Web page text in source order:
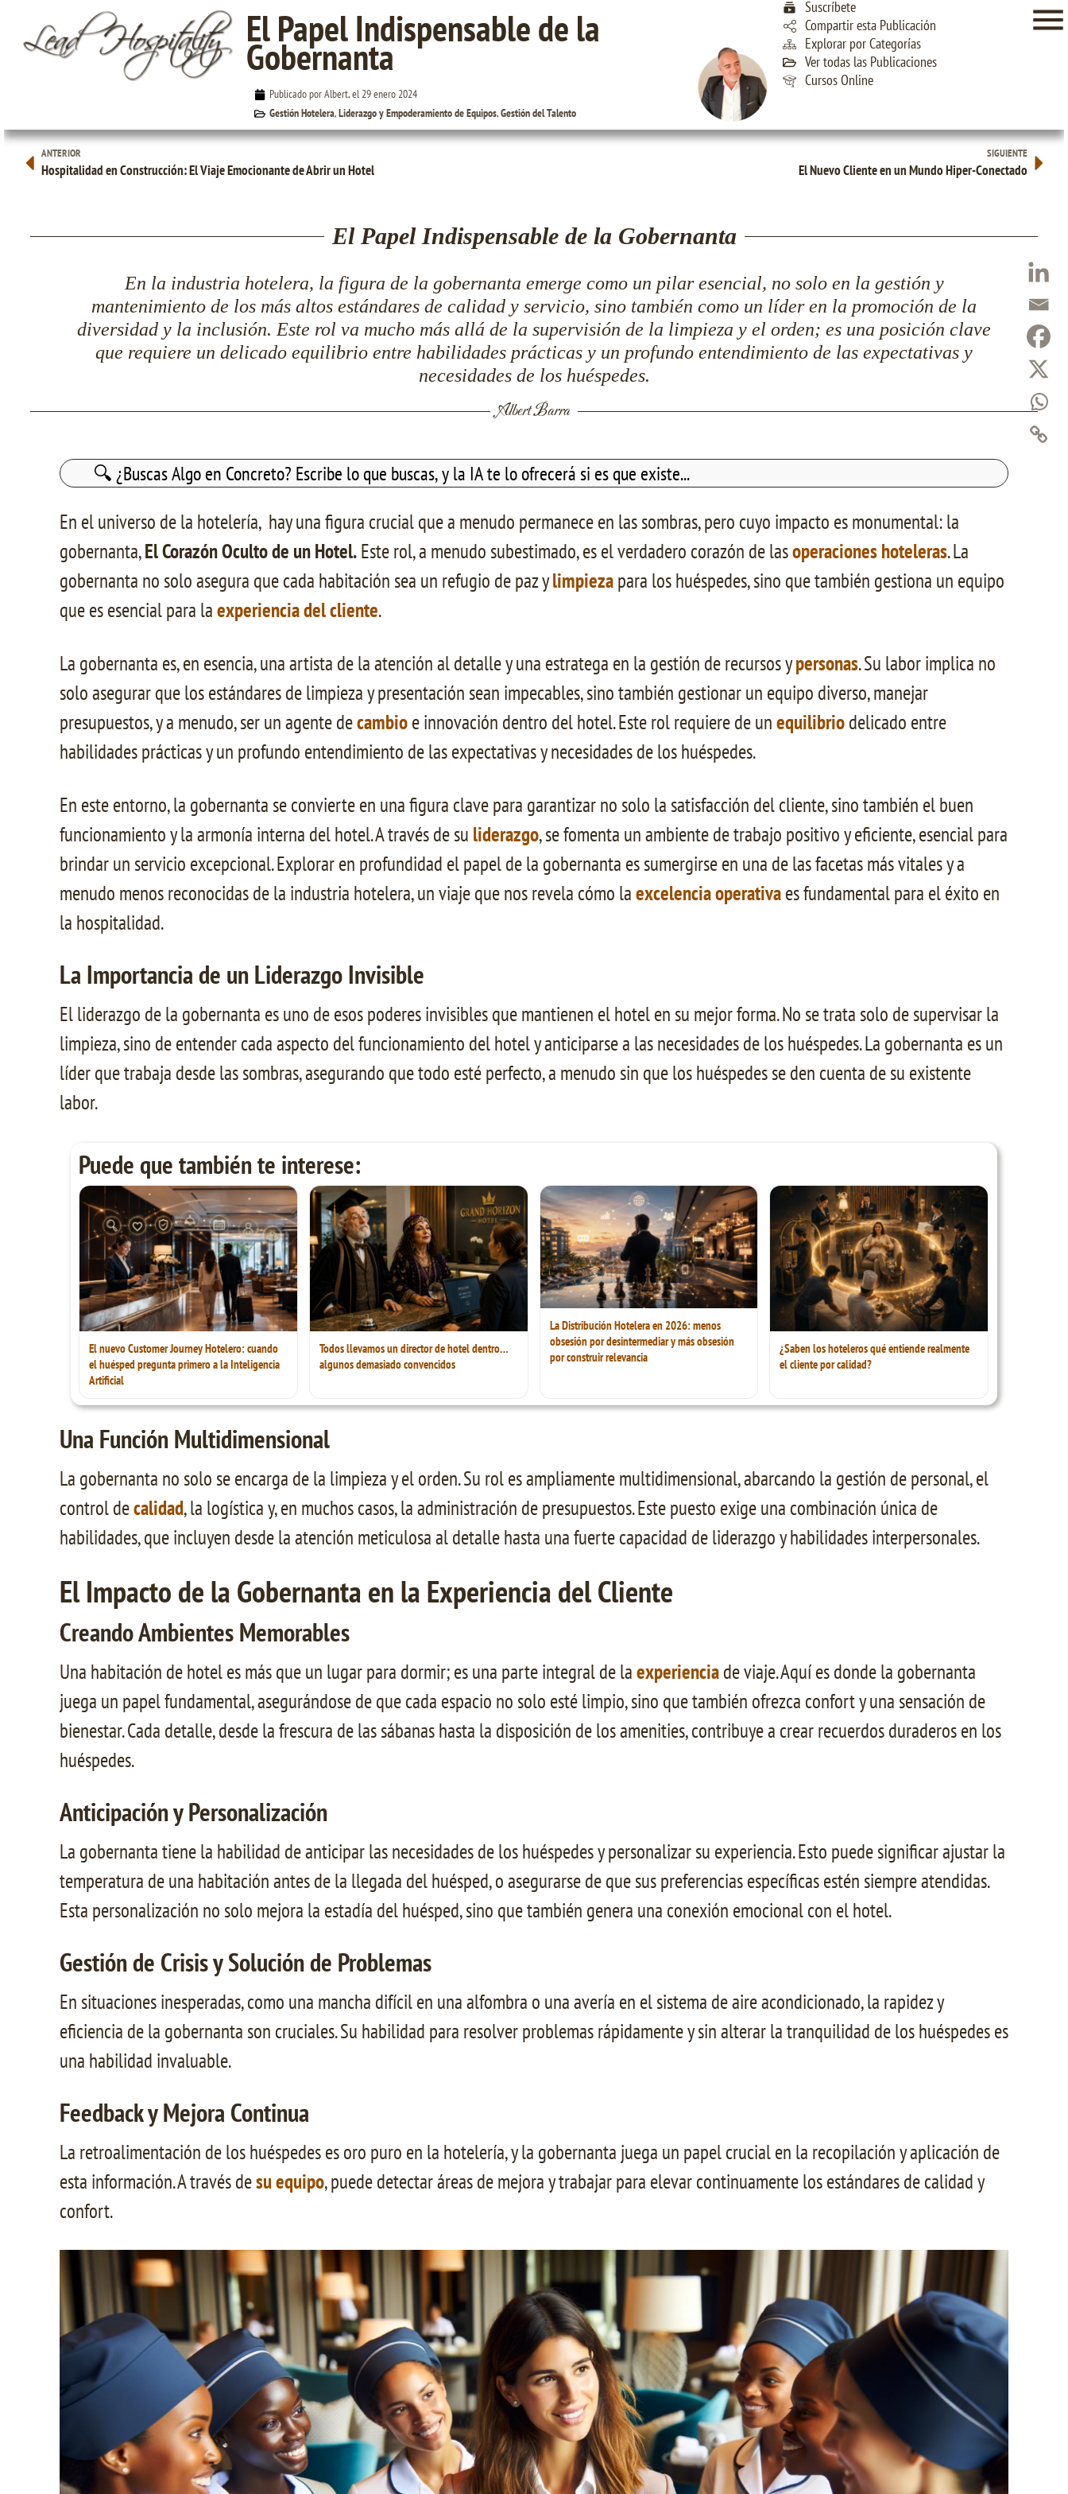
El Papel Indispensable de la
Gobernanta
Publicado por Albert, el29 enero 2024
Gestión Hotelera,Liderazgo y Empoderamiento de Equipos,Gestión del Talento
Suscríbete
Compartir esta Publicación
Explorar por Categorías
Ver todas las Publicaciones
Cursos Online
ANTERIOR
Hospitalidad en Construcción: El Viaje Emocionante de Abrir un Hotel
SIGUIENTE
El Nuevo Cliente en un Mundo Hiper-Conectado
El Papel Indispensable de la Gobernanta
En la industria hotelera, la figura de la gobernanta emerge como un pilar esencial, no solo en la gestión y
mantenimiento de los más altos estándares de calidad y servicio, sino también como un líder en la promoción de la
diversidad y la inclusión. Este rol va mucho más allá de la supervisión de la limpieza y el orden; es una posición clave
que requiere un delicado equilibrio entre habilidades prácticas y un profundo entendimiento de las expectativas y
necesidades de los huéspedes.
Albert Barra
Buscar:
En el universo de la hotelería, hay una figura crucial que a menudo permanece en las sombras, pero cuyo impacto es monumental: la
gobernanta,El Corazón Oculto de un Hotel.Este rol, a menudo subestimado, es el verdadero corazón de lasoperaciones hoteleras. La
gobernanta no solo asegura que cada habitación sea un refugio de paz ylimpiezapara los huéspedes, sino que también gestiona un equipo
que es esencial para laexperiencia del cliente.
La gobernanta es, en esencia, una artista de la atención al detalle y una estratega en la gestión de recursos ypersonas. Su labor implica no
solo asegurar que los estándares de limpieza y presentación sean impecables, sino también gestionar un equipo diverso, manejar
presupuestos, y a menudo, ser un agente decambioe innovación dentro del hotel. Este rol requiere de unequilibriodelicado entre
habilidades prácticas y un profundo entendimiento de las expectativas y necesidades de los huéspedes.
En este entorno, la gobernanta se convierte en una figura clave para garantizar no solo la satisfacción del cliente, sino también el buen
funcionamiento y la armonía interna del hotel. A través de su liderazgo, se fomenta un ambiente de trabajo positivo y eficiente, esencial para
brindar un servicio excepcional. Explorar en profundidad el papel de la gobernanta es sumergirse en una de las facetas más vitales y a
menudo menos reconocidas de la industria hotelera, un viaje que nos revela cómo laexcelencia operativaes fundamental para el éxito en
la hospitalidad.
La Importancia de un Liderazgo Invisible
El liderazgo de la gobernanta es uno de esos poderes invisibles que mantienen el hotel en su mejor forma. No se trata solo de supervisar la
limpieza, sino de entender cada aspecto del funcionamiento del hotel y anticiparse a las necesidades de los huéspedes. La gobernanta es un
líder que trabaja desde las sombras, asegurando que todo esté perfecto, a menudo sin que los huéspedes se den cuenta de su existente
labor.
Puede que también te interese:
El nuevo Customer Journey Hotelero: cuando
el huésped pregunta primero a la Inteligencia
Artificial
Todos llevamos un director de hotel dentro…
algunos demasiado convencidos
La Distribución Hotelera en 2026: menos
obsesión por desintermediar y más obsesión
por construir relevancia
¿Saben los hoteleros qué entiende realmente
el cliente por calidad?
Una Función Multidimensional
La gobernanta no solo se encarga de la limpieza y el orden. Su rol es ampliamente multidimensional, abarcando la gestión de personal, el
control decalidad, la logística y, en muchos casos, la administración de presupuestos. Este puesto exige una combinación única de
habilidades, que incluyen desde la atención meticulosa al detalle hasta una fuerte capacidad de liderazgo y habilidades interpersonales.
El Impacto de la Gobernanta en la Experiencia del Cliente
Creando Ambientes Memorables
Una habitación de hotel es más que un lugar para dormir; es una parte integral de laexperienciade viaje. Aquí es donde la gobernanta
juega un papel fundamental, asegurándose de que cada espacio no solo esté limpio, sino que también ofrezca confort y una sensación de
bienestar. Cada detalle, desde la frescura de las sábanas hasta la disposición de los amenities, contribuye a crear recuerdos duraderos en los
huéspedes.
Anticipación y Personalización
La gobernanta tiene la habilidad de anticipar las necesidades de los huéspedes y personalizar su experiencia. Esto puede significar ajustar la
temperatura de una habitación antes de la llegada del huésped, o asegurarse de que sus preferencias específicas estén siempre atendidas.
Esta personalización no solo mejora la estadía del huésped, sino que también genera una conexión emocional con el hotel.
Gestión de Crisis y Solución de Problemas
En situaciones inesperadas, como una mancha difícil en una alfombra o una avería en el sistema de aire acondicionado, la rapidez y
eficiencia de la gobernanta son cruciales. Su habilidad para resolver problemas rápidamente y sin alterar la tranquilidad de los huéspedes es
una habilidad invaluable.
Feedback y Mejora Continua
La retroalimentación de los huéspedes es oro puro en la hotelería, y la gobernanta juega un papel crucial en la recopilación y aplicación de
esta información. A través desu equipo, puede detectar áreas de mejora y trabajar para elevar continuamente los estándares de calidad y
confort.